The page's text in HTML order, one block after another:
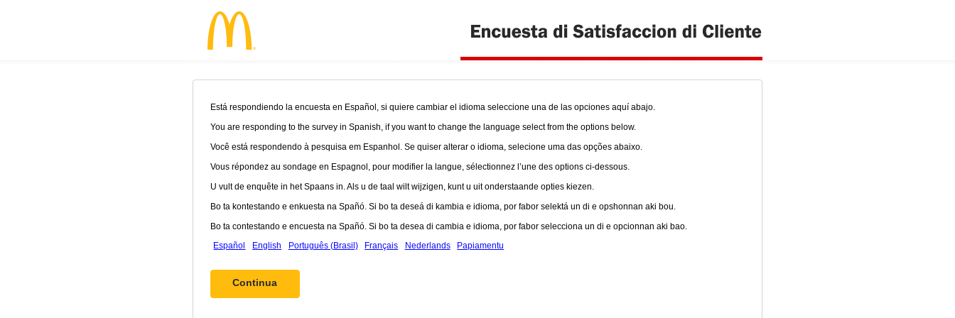
Está respondiendo la encuesta en Español, si quiere cambiar el idioma seleccione una de las opciones aquí abajo.
You are responding to the survey in Spanish, if you want to change the language select from the options below.
Você está respondendo à pesquisa em Espanhol. Se quiser alterar o idioma, selecione uma das opções abaixo.
Vous répondez au sondage en Espagnol, pour modifier la langue, sélectionnez l’une des options ci-dessous.
U vult de enquête in het Spaans in. Als u de taal wilt wijzigen, kunt u uit onderstaande opties kiezen.
Bo ta kontestando e enkuesta na Spañó. Si bo ta deseá di kambia e idioma, por fabor selektá un di e opshonnan aki bou.
Bo ta contestando e encuesta na Spañó. Si bo ta desea di cambia e idioma, por fabor selecciona un di e opcionnan aki bao.
Español
English Português (Brasil) Français Nederlands Papiamentu